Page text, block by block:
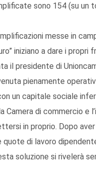
sono 154 (su un
messe in
iniziano a dare i
il presidente di
pienamente
un capitale sociale
Camera di commercio e
in proprio. Dopo
di lavoro
soluzione si rivelerà